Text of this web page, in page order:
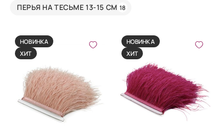
ПЕРЬЯ НА ТЕСЬМЕ 13-15 СМ 18
НОВИНКА
ХИТ
НОВИНКА
ХИТ